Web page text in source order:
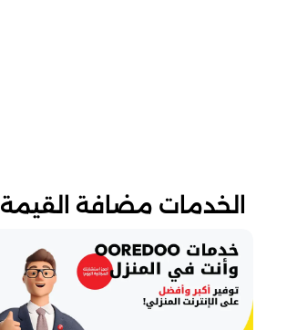
الخدمات مضافة القيمة